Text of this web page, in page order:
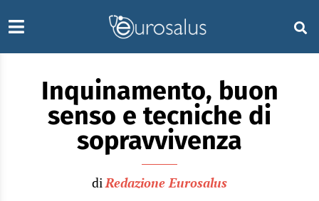
Inquinamento, buon
senso e tecniche di
sopravvivenza
diRedazione Eurosalus